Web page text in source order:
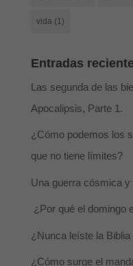
vida (1)
Entradas
Las segunda de las
Apocalipsis, Parte 1.
¿Cómo podemos los
que no tiene límites?
Una guerra cósmica y
¿Por qué el domingo
¿Nunca leíste la
¿Cómo surge el